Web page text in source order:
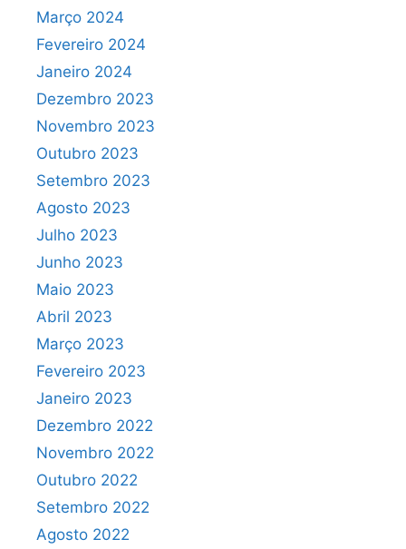
Março 2024
Fevereiro 2024
Janeiro 2024
Dezembro 2023
Novembro 2023
Outubro 2023
Setembro 2023
Agosto 2023
Julho 2023
Junho 2023
Maio 2023
Abril 2023
Março 2023
Fevereiro 2023
Janeiro 2023
Dezembro 2022
Novembro 2022
Outubro 2022
Setembro 2022
Agosto 2022